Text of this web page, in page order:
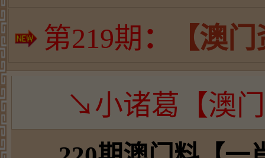
第219期 ： 【澳